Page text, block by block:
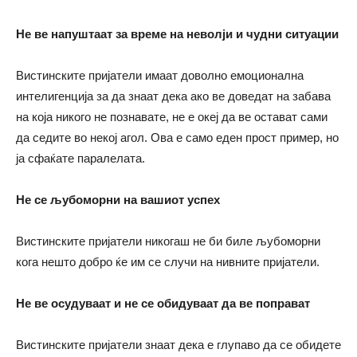
Не ве напуштаат за време на неволји и чудни ситуации
Вистинските пријатели имаат доволно емоционална
интелигенција за да знаат дека ако ве доведат на забава
на која никого не познавате, не е океј да ве остават сами
да седите во некој агол. Ова е само еден прост пример, но
ја сфаќате паралелата.
Не се љубоморни на вашиот успех
Вистинските пријатели никогаш не би биле љубоморни
кога нешто добро ќе им се случи на нивните пријатели.
Не ве осудуваат и не се обидуваат да ве поправат
Вистинските пријатели знаат дека е глупаво да се обидете